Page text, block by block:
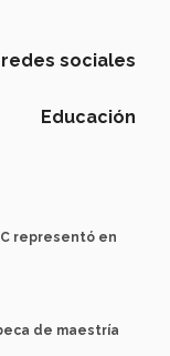
redes sociales
Educación
representó en
de maestría